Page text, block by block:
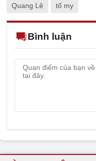
Quang Lê tố my
Bình luận